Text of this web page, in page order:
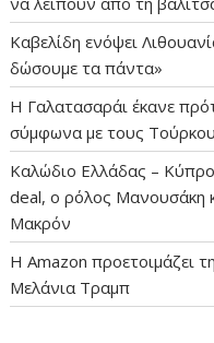
Καβελίδη ενόψει
δώσουμε τα πάντα»
Η Γαλατασαράι έκανε
σύμφωνα με τους
Καλώδιο Ελλάδας –
deal, ο ρόλος Μανουσάκη
Μακρόν
Η Amazon προετοιμάζει
Μελάνια Τραμπ